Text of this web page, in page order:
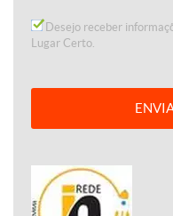
Desejo receber
Lugar Certo.